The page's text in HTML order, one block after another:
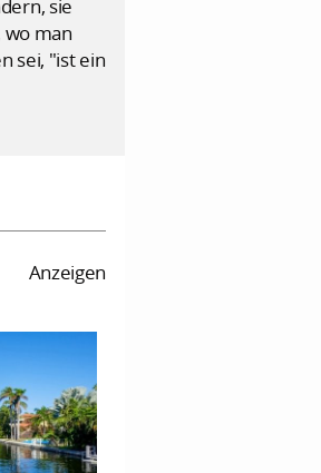
sie
man
sei, "ist ein
Anzeigen